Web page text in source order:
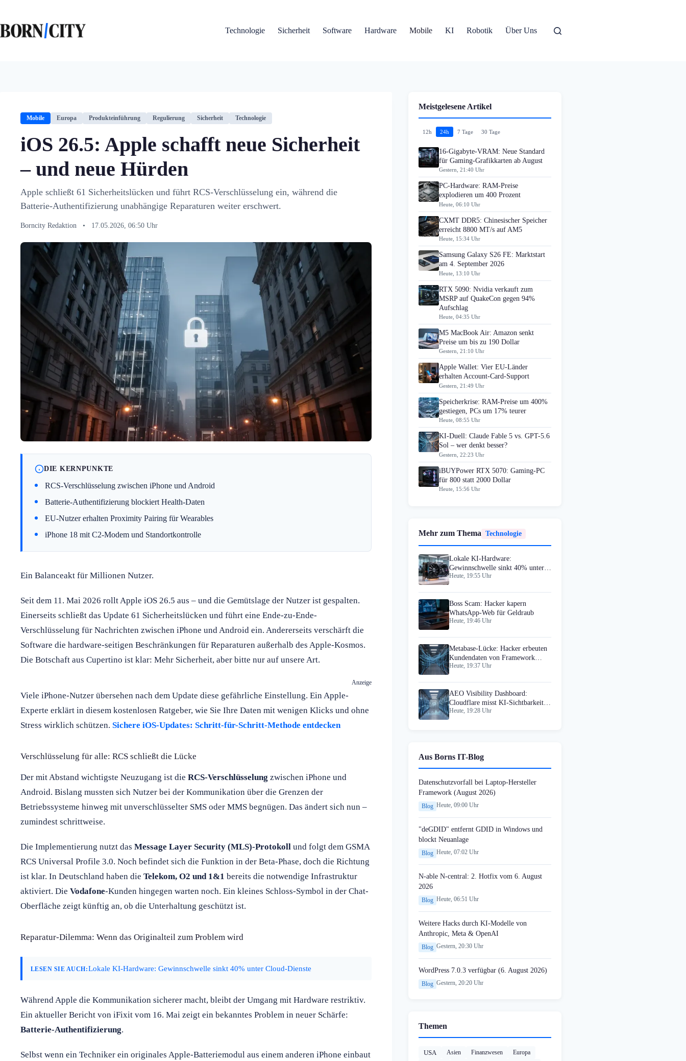
springen
Technologie
Sicherheit Software Hardware Mobile KI Robotik Über Uns
Mobile Europa Produkteinführung Regulierung Sicherheit Technologie
iOS 26.5: Apple schafft neue Sicherheit
– und neue Hürden
Apple schließt 61 Sicherheitslücken und führt RCS-Verschlüsselung ein, während die
Batterie-Authentifizierung unabhängige Reparaturen weiter erschwert.
Borncity Redaktion • 17.05.2026, 06:50 Uhr
DIE KERNPUNKTE
RCS-Verschlüsselung zwischen iPhone und Android
Batterie-Authentifizierung blockiert Health-Daten
EU-Nutzer erhalten Proximity Pairing für Wearables
iPhone 18 mit C2-Modem und Standortkontrolle
Ein Balanceakt für Millionen Nutzer.
Seit dem 11. Mai 2026 rollt Apple iOS 26.5 aus – und die Gemütslage der Nutzer ist gespalten.
Einerseits schließt das Update 61 Sicherheitslücken und führt eine Ende-zu-Ende-
Verschlüsselung für Nachrichten zwischen iPhone und Android ein. Andererseits verschärft die
Software die hardware-seitigen Beschränkungen für Reparaturen außerhalb des Apple-Kosmos.
Die Botschaft aus Cupertino ist klar: Mehr Sicherheit, aber bitte nur auf unsere Art.
Anzeige
Viele iPhone-Nutzer übersehen nach dem Update diese gefährliche Einstellung. Ein Apple-
Experte erklärt in diesem kostenlosen Ratgeber, wie Sie Ihre Daten mit wenigen Klicks und ohne
Stress wirklich schützen. Sichere iOS-Updates: Schritt-für-Schritt-Methode entdecken
Verschlüsselung für alle: RCS schließt die Lücke
Der mit Abstand wichtigste Neuzugang ist die RCS-Verschlüsselung zwischen iPhone und
Android. Bislang mussten sich Nutzer bei der Kommunikation über die Grenzen der
Betriebssysteme hinweg mit unverschlüsselter SMS oder MMS begnügen. Das ändert sich nun –
zumindest schrittweise.
Die Implementierung nutzt das Message Layer Security (MLS)-Protokoll und folgt dem GSMA
RCS Universal Profile 3.0. Noch befindet sich die Funktion in der Beta-Phase, doch die Richtung
ist klar. In Deutschland haben die Telekom, O2 und 1&1 bereits die notwendige Infrastruktur
aktiviert. Die Vodafone-Kunden hingegen warten noch. Ein kleines Schloss-Symbol in der Chat-
Oberfläche zeigt künftig an, ob die Unterhaltung geschützt ist.
Reparatur-Dilemma: Wenn das Originalteil zum Problem wird
LESEN SIE AUCH:Lokale KI-Hardware: Gewinnschwelle sinkt 40% unter Cloud-Dienste
Während Apple die Kommunikation sicherer macht, bleibt der Umgang mit Hardware restriktiv.
Ein aktueller Bericht von iFixit vom 16. Mai zeigt ein bekanntes Problem in neuer Schärfe:
Batterie-Authentifizierung.
Selbst wenn ein Techniker ein originales Apple-Batteriemodul aus einem anderen iPhone einbaut
Meistgelesene Artikel
12h 24h 7 Tage 30 Tage
16-Gigabyte-VRAM: Neue Standard
für Gaming-Grafikkarten ab August
Gestern, 21:40 Uhr
PC-Hardware: RAM-Preise
explodieren um 400 Prozent
Heute, 06:10 Uhr
CXMT DDR5: Chinesischer Speicher
erreicht 8800 MT/s auf AM5
Heute, 15:34 Uhr
Samsung Galaxy S26 FE: Marktstart
am 4. September 2026
Heute, 13:10 Uhr
RTX 5090: Nvidia verkauft zum
MSRP auf QuakeCon gegen 94%
Aufschlag
Heute, 04:35 Uhr
M5 MacBook Air: Amazon senkt
Preise um bis zu 190 Dollar
Gestern, 21:10 Uhr
Apple Wallet: Vier EU-Länder
erhalten Account-Card-Support
Gestern, 21:49 Uhr
Speicherkrise: RAM-Preise um 400%
gestiegen, PCs um 17% teurer
Heute, 08:55 Uhr
KI-Duell: Claude Fable 5 vs. GPT-5.6
Sol – wer denkt besser?
Gestern, 22:23 Uhr
iBUYPower RTX 5070: Gaming-PC
für 800 statt 2000 Dollar
Heute, 15:56 Uhr
Mehr zum Thema Technologie
Lokale KI-Hardware:
Gewinnschwelle sinkt 40% unter
Cloud-Dienste
Heute, 19:55 Uhr
Boss Scam: Hacker kapern
WhatsApp-Web für Geldraub
Heute, 19:46 Uhr
Metabase-Lücke: Hacker erbeuten
Kundendaten von Framework
Computer
Heute, 19:37 Uhr
AEO Visibility Dashboard:
Cloudflare misst KI-Sichtbarkeit
von Marken
Heute, 19:28 Uhr
Aus Borns IT-Blog
Datenschutzvorfall bei Laptop-Hersteller
Framework (August 2026)
Blog Heute, 09:00 Uhr
"deGDID" entfernt GDID in Windows und
blockt Neuanlage
Blog Heute, 07:02 Uhr
N-able N-central: 2. Hotfix vom 6. August
2026
Blog Heute, 06:51 Uhr
Weitere Hacks durch KI-Modelle von
Anthropic, Meta & OpenAI
Blog Gestern, 20:30 Uhr
WordPress 7.0.3 verfügbar (6. August 2026)
Blog Gestern, 20:20 Uhr
Themen
USA Asien Finanzwesen
Europa